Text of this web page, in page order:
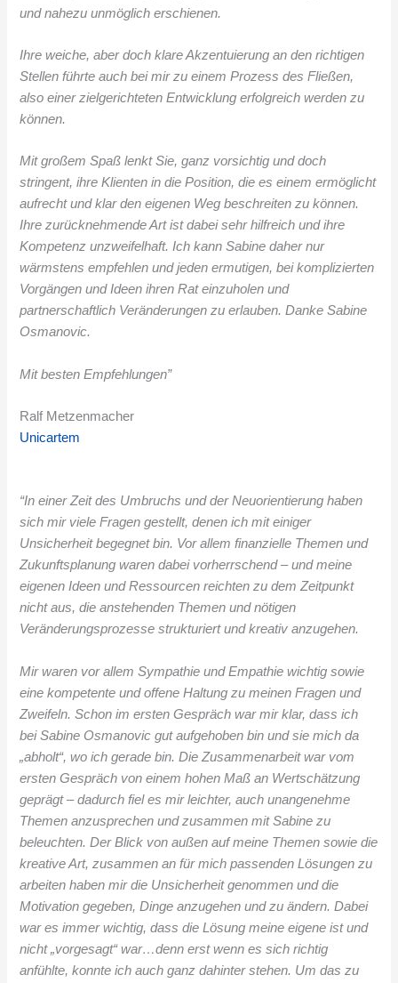
und nahezu unmöglich erschienen.
Ihre weiche, aber doch klare Akzentuierung an den richtigen
Stellen führte auch bei mir zu einem Prozess des Fließen,
also einer zielgerichteten Entwicklung erfolgreich werden zu
können.
Mit großem Spaß lenkt Sie, ganz vorsichtig und doch
stringent, ihre Klienten in die Position, die es einem ermöglicht
aufrecht und klar den eigenen Weg beschreiten zu können.
Ihre zurücknehmende Art ist dabei sehr hilfreich und ihre
Kompetenz unzweifelhaft. Ich kann Sabine daher nur
wärmstens empfehlen und jeden ermutigen, bei komplizierten
Vorgängen und Ideen ihren Rat einzuholen und
partnerschaftlich Veränderungen zu erlauben. Danke Sabine
Osmanovic.
Mit besten Empfehlungen”
Ralf Metzenmacher
Unicartem
“In einer Zeit des Umbruchs und der Neuorientierung haben
sich mir viele Fragen gestellt, denen ich mit einiger
Unsicherheit begegnet bin. Vor allem finanzielle Themen und
Zukunftsplanung waren dabei vorherrschend – und meine
eigenen Ideen und Ressourcen reichten zu dem Zeitpunkt
nicht aus, die anstehenden Themen und nötigen
Veränderungsprozesse strukturiert und kreativ anzugehen.
Mir waren vor allem Sympathie und Empathie wichtig sowie
eine kompetente und offene Haltung zu meinen Fragen und
Zweifeln. Schon im ersten Gespräch war mir klar, dass ich
bei Sabine Osmanovic gut aufgehoben bin und sie mich da
„abholt“, wo ich gerade bin. Die Zusammenarbeit war vom
ersten Gespräch von einem hohen Maß an Wertschätzung
geprägt – dadurch fiel es mir leichter, auch unangenehme
Themen anzusprechen und zusammen mit Sabine zu
beleuchten. Der Blick von außen auf meine Themen sowie die
kreative Art, zusammen an für mich passenden Lösungen zu
arbeiten haben mir die Unsicherheit genommen und die
Motivation gegeben, Dinge anzugehen und zu ändern. Dabei
war es immer wichtig, dass die Lösung meine eigene ist und
nicht „vorgesagt“ war…denn erst wenn es sich richtig
anfühlte, konnte ich auch ganz dahinter stehen. Um das zu